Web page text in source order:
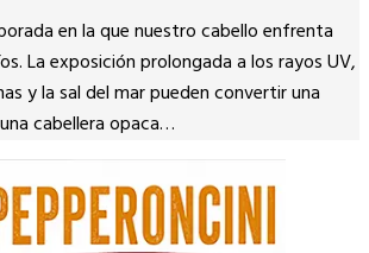
en la que nuestro cabello enfrenta
La exposición prolongada a los rayos UV,
y la sal del mar pueden convertir una
cabellera opaca…